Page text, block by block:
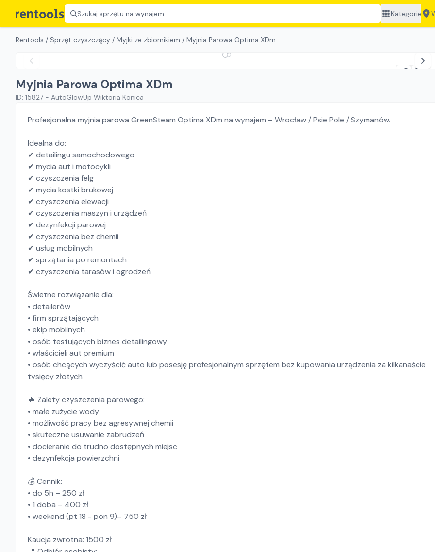
Szukaj sprzętu na wynajem Kategorie
Rentools / Sprzęt czyszczący / Myjki ze zbiornikiem / Myjnia Parowa Optima XDm
Myjnia Parowa Optima XDm
ID: 15827 - AutoGlowUp Wiktoria Konica
Profesjonalna myjnia parowa GreenSteam Optima XDm na wynajem – Wrocław / Psie Pole / Szymanów.
Idealna do:
✔ detailingu samochodowego
✔ mycia aut i motocykli
✔ czyszczenia felg
✔ mycia kostki brukowej
✔ czyszczenia elewacji
✔ czyszczenia maszyn i urządzeń
✔ dezynfekcji parowej
✔ czyszczenia bez chemii
✔ usług mobilnych
✔ sprzątania po remontach
✔ czyszczenia tarasów i ogrodzeń
Świetne rozwiązanie dla:
• detailerów
• firm sprzątających
• ekip mobilnych
• osób testujących biznes detailingowy
• właścicieli aut premium
• osób chcących wyczyścić auto lub posesję profesjonalnym sprzętem bez kupowania urządzenia za kilkanaście
tysięcy złotych
🔥 Zalety czyszczenia parowego:
• małe zużycie wody
• możliwość pracy bez agresywnej chemii
• skuteczne usuwanie zabrudzeń
• docieranie do trudno dostępnych miejsc
• dezynfekcja powierzchni
💰 Cennik:
• do 5h – 250 zł
• 1 doba – 400 zł
• weekend (pt 18 - pon 9)– 750 zł
Kaucja zwrotna: 1500 zł